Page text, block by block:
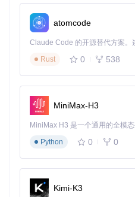
atomcode
Rust
0 538
MiniMax-H3
Python
0 0
Kimi-K3